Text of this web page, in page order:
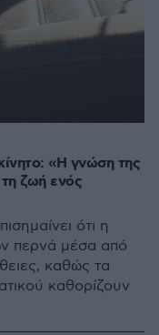
«Η γνώση της
ζωή ενός
ότι η
περνά μέσα από
καθώς τα
καθορίζουν